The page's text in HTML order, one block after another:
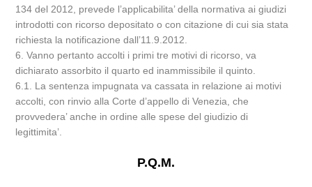
134 del 2012, prevede l’applicabilita’ della normativa ai giudizi
introdotti con ricorso depositato o con citazione di cui sia stata
richiesta la notificazione dall’11.9.2012.
6. Vanno pertanto accolti i primi tre motivi di ricorso, va
dichiarato assorbito il quarto ed inammissibile il quinto.
6.1. La sentenza impugnata va cassata in relazione ai motivi
accolti, con rinvio alla Corte d’appello di Venezia, che
provvedera’ anche in ordine alle spese del giudizio di
legittimita’.
P.Q.M.